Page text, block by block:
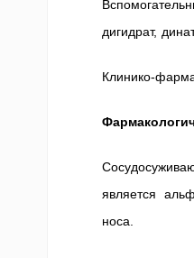
дигидрат,
Клинико-
является
носа.